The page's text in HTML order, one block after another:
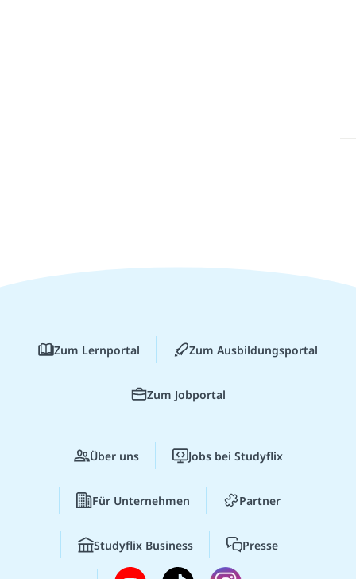
Zum Lernportal Zum Ausbildungsportal
Zum Jobportal
Über uns Jobs bei Studyflix
Für Unternehmen Partner
Studyflix Business Presse